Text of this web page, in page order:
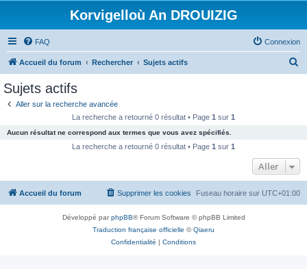
Korvigelloù An DROUIZIG
FAQ Connexion
Accueil du forum Rechercher Sujets actifs
c
e
Sujets actifs
Aller sur la recherche avancée
La recherche a retourné 0 résultat • Page 1 sur 1
Aucun résultat ne correspond aux termes que vous avez spécifiés.
La recherche a retourné 0 résultat • Page 1 sur 1
Aller
Accueil du forum Fuseau horaire sur UTC+01:00
Supprimer les cookies
Développé parphpBB® Forum Software © phpBB Limited
Traduction française officielle ©Qiaeru
Confidentialité | Conditions